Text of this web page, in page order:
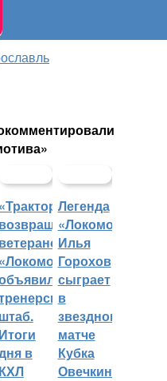
«Трактор»
возвращает
ветеранов,
«Локомотив»
штаб.
Итоги
в
КХЛ
Легенда
«Локомотива»
Илья
Горохов
сыграет
в
звездном
матче
Кубка
Овечкина